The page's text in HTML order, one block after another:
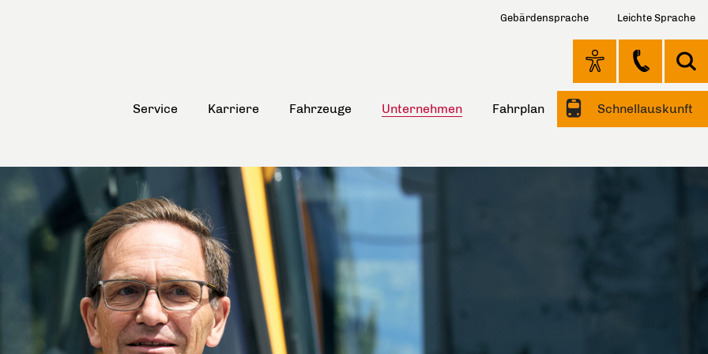
Gebärdensprache Leichte Sprache
Service Karriere Fahrzeuge Unternehmen Fahrplan Schnellauskunft